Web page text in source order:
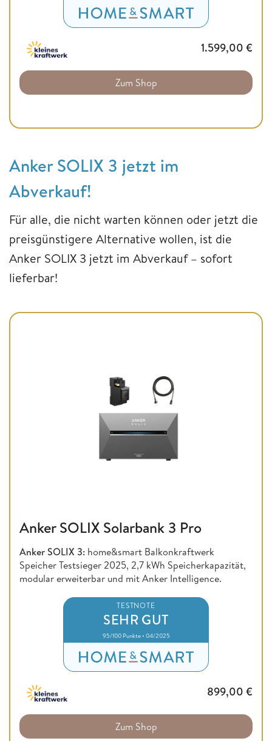
1.599,00 €
Zum Shop
Anker SOLIX 3 jetzt im
Abverkauf!
Für alle, die nicht warten können oder jetzt die
preisgünstigere Alternative wollen, ist die
Anker SOLIX 3 jetzt im Abverkauf – sofort
lieferbar!
Anker SOLIX Solarbank 3 Pro
Anker SOLIX 3: home&smart Balkonkraftwerk
Speicher Testsieger 2025, 2,7 kWh Speicherkapazität,
modular erweiterbar und mit Anker Intelligence.
TESTNOTE
SEHR GUT
95/100 Punkte • 04/2025
899,00 €
Zum Shop